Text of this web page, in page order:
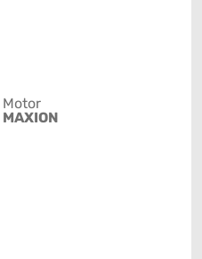
Motor
MAXION